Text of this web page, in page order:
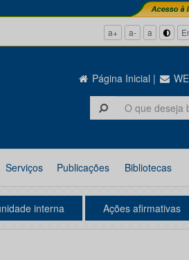
a+ a- a
Página Inicial |
Serviços Publicações Bibliotecas
interna Ações afirmativas